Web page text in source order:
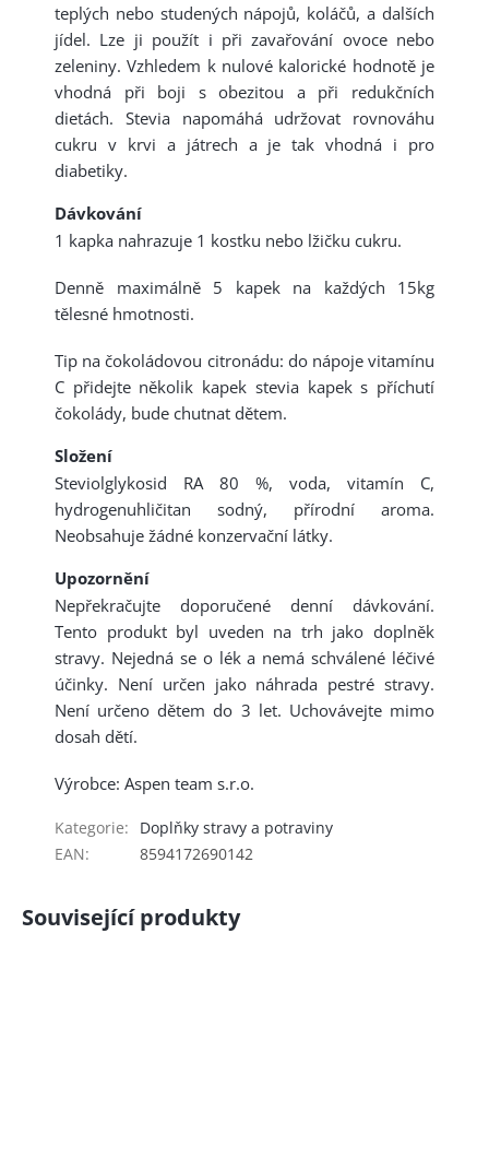
teplých nebo studených nápojů, koláčů, a dalších
jídel. Lze ji použít i při zavařování ovoce nebo
zeleniny. Vzhledem k nulové kalorické hodnotě je
vhodná při boji s obezitou a při redukčních
dietách. Stevia napomáhá udržovat rovnováhu
cukru v krvi a játrech a je tak vhodná i pro
diabetiky.
Dávkování
1 kapka nahrazuje 1 kostku nebo lžičku cukru.
Denně maximálně 5 kapek na každých 15kg
tělesné hmotnosti.
Tip na čokoládovou citronádu: do nápoje vitamínu
C přidejte několik kapek stevia kapek s příchutí
čokolády, bude chutnat dětem.
Složení
Steviolglykosid RA 80 %, voda, vitamín C,
hydrogenuhličitan sodný, přírodní aroma.
Neobsahuje žádné konzervační látky.
Upozornění
Nepřekračujte doporučené denní dávkování.
Tento produkt byl uveden na trh jako doplněk
stravy. Nejedná se o lék a nemá schválené léčivé
účinky. Není určen jako náhrada pestré stravy.
Není určeno dětem do 3 let. Uchovávejte mimo
dosah dětí.
Výrobce: Aspen team s.r.o.
Kategorie:
Doplňky stravy a potraviny
EAN: 8594172690142
Související produkty